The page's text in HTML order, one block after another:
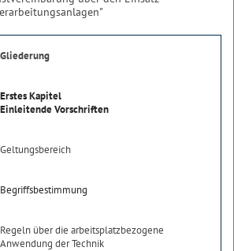
Gliederung
Erstes Kapitel
Einleitende Vorschriften
Geltungsbereich
Begriffsbestimmung
Regeln über die arbeitsplatzbezogene
Anwendung der Technik